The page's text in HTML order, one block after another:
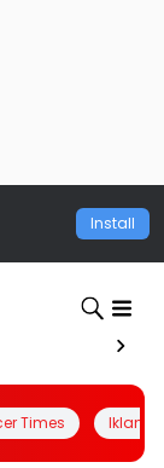
Install
Times Iklanin